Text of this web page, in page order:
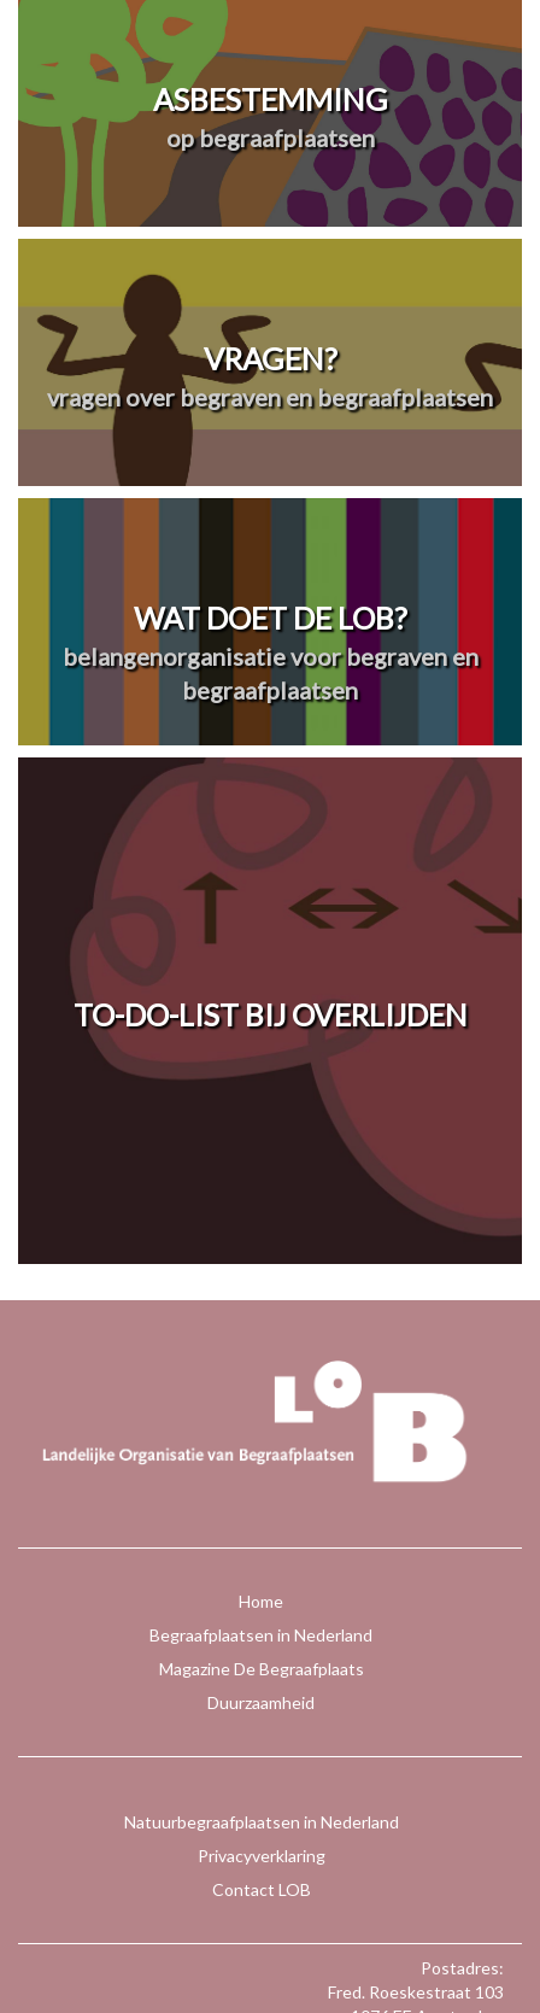
ASBESTEMMING
op begraafplaatsen
VRAGEN?
vragen over begraven en begraafplaatsen
WAT DOET DE LOB?
belangenorganisatie voor begraven en
begraafplaatsen
TO-DO-LIST BIJ OVERLIJDEN
Home
Begraafplaatsen in Nederland
Magazine De Begraafplaats
Duurzaamheid
Natuurbegraafplaatsen in Nederland
Privacyverklaring
Contact LOB
Postadres:
Fred. Roeskestraat 103